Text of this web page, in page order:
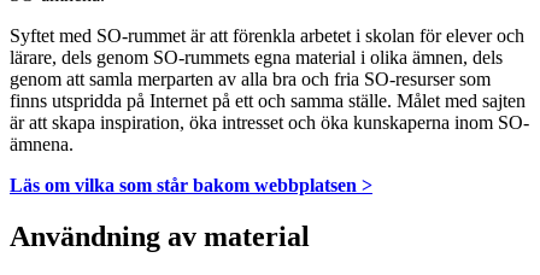
Syftet med SO-rummet är att förenkla arbetet i skolan för elever och
lärare, dels genom SO-rummets egna material i olika ämnen, dels
genom att samla merparten av alla bra och fria SO-resurser som
finns utspridda på Internet på ett och samma ställe. Målet med sajten
är att skapa inspiration, öka intresset och öka kunskaperna inom SO-
ämnena.
Läs om vilka som står bakom webbplatsen >
Användning av material